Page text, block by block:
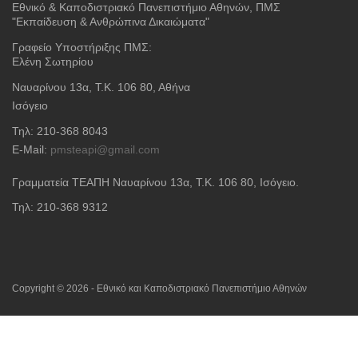
Εθνικό & Καποδιστριακό Πανεπιστήμιο Αθηνών, ΠΜΣ
"Εκπαίδευση & Ανθρώπινα Δικαιώματα"
Γραφείο Υποστήριξης ΠΜΣ:
Ελένη Σωτηρίου
Ναυαρίνου 13α, Τ.Κ. 106 80, Αθήνα
Ισόγειο
Τηλ: 210-368 8043
E-Mail: pmsteapi@gmail.com
Γραμματεία ΤΕΑΠΗ Ναυαρίνου 13α , Τ.Κ. 106 80, Ισόγειο.
Τηλ: 210-368 9312
Copyright © 2026 - Εθνικό και Καποδιστριακό Πανεπιστήμιο Αθηνών